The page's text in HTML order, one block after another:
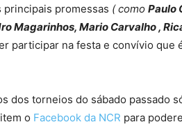
principais promessas ( como Paulo
Magarinhos, Mario Carvalho ,
participar na festa e convívio
dos torneios do sábado passado
o Facebook da NCR para